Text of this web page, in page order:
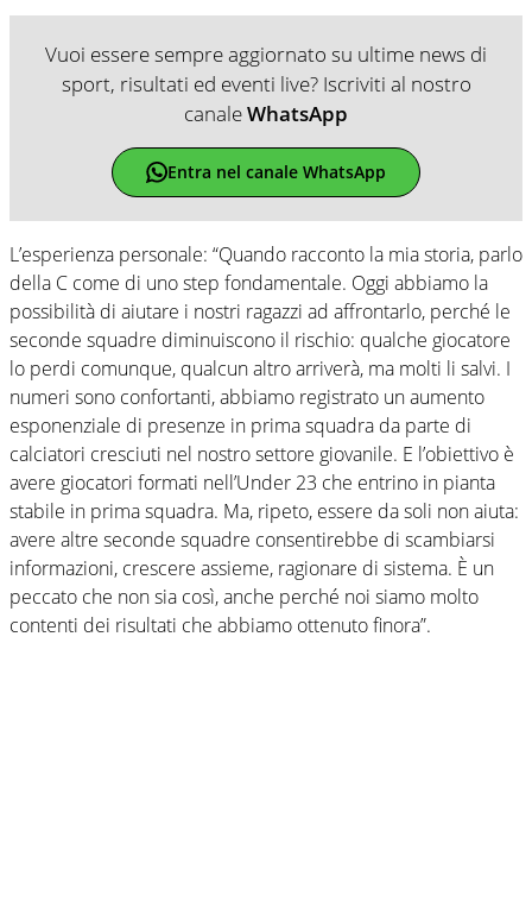
Vuoi essere sempre aggiornato su ultime news di
sport, risultati ed eventi live? Iscriviti al nostro
canaleWhatsApp
Entra nel canale WhatsApp
L’esperienza personale: “Quando racconto la mia storia, parlo
della C come di uno step fondamentale. Oggi abbiamo la
possibilità di aiutare i nostri ragazzi ad affrontarlo, perché le
seconde squadre diminuiscono il rischio: qualche giocatore
lo perdi comunque, qualcun altro arriverà, ma molti li salvi. I
numeri sono confortanti, abbiamo registrato un aumento
esponenziale di presenze in prima squadra da parte di
calciatori cresciuti nel nostro settore giovanile. E l’obiettivo è
avere giocatori formati nell’Under 23 che entrino in pianta
stabile in prima squadra. Ma, ripeto, essere da soli non aiuta:
avere altre seconde squadre consentirebbe di scambiarsi
informazioni, crescere assieme, ragionare di sistema. È un
peccato che non sia così, anche perché noi siamo molto
contenti dei risultati che abbiamo ottenuto finora”.